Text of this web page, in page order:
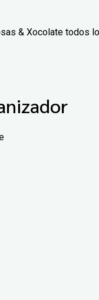
& Xocolate todos